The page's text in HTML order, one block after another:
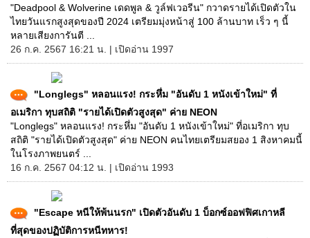
"Deadpool & Wolverine เดดพูล & วูล์ฟเวอรีน" กวาดรายได้เปิดตัวใน
ไทยวันแรกสูงสุดของปี 2024 เตรียมมุ่งหน้าสู่ 100 ล้านบาท เร็ว ๆ นี้
หลายเสียงการันตี ...
26 ก.ค. 2567 16:21 น. | เปิดอ่าน 1997
"Longlegs" หลอนแรง! กระหึ่ม "อันดับ 1 หนังเข้าใหม่" ที่
อเมริกา ทุบสถิติ "รายได้เปิดตัวสูงสุด" ค่าย NEON
"Longlegs" หลอนแรง! กระหึ่ม "อันดับ 1 หนังเข้าใหม่" ที่อเมริกา ทุบ
สถิติ "รายได้เปิดตัวสูงสุด" ค่าย NEON คนไทยเตรียมสยอง 1 สิงหาคมนี้
ในโรงภาพยนตร์ ...
16 ก.ค. 2567 04:12 น. | เปิดอ่าน 1993
"Escape หนีให้พ้นนรก" เปิดตัวอันดับ 1 บ็อกซ์ออฟฟิศเกาหลี
ที่สุดของปฏิบัติการหนีทหาร!